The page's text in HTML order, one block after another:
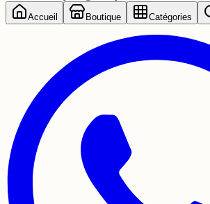
Accueil Boutique Catégories